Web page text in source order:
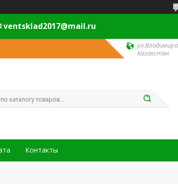
ventsklad2017@mail.ru
Казахстан
Контакты